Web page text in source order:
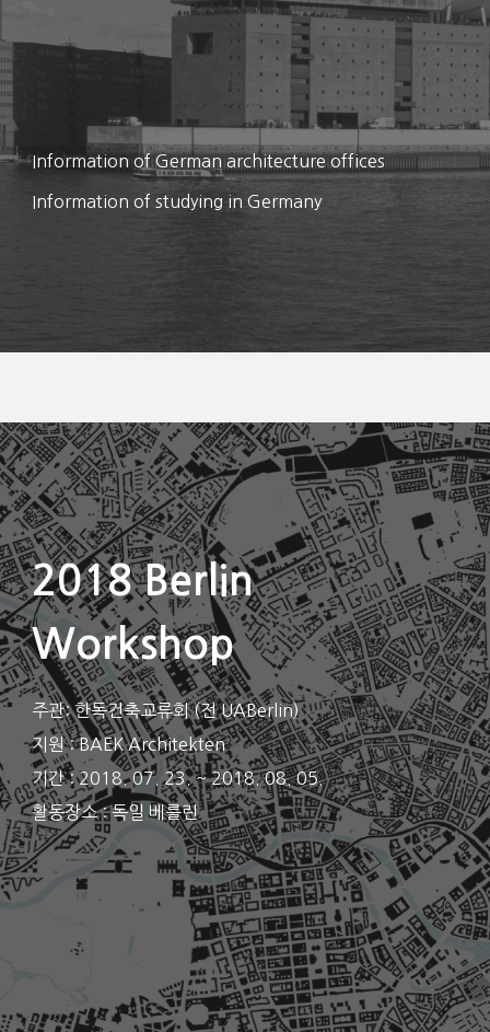
Information of German architecture offices
Information of studying in Germany
2018 Berlin
Workshop
주관:한독건축교류회 (전 UABerlin)
지원 : BAEK Architekten
기간 : 2018. 07. 23. ~ 2018. 08. 05.
활동장소 : 독일 베를린